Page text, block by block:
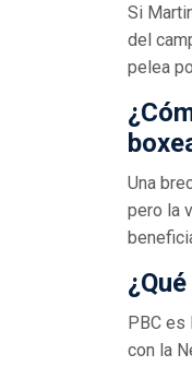
Si
del
pelea
Una
pero la
PBC es
con la